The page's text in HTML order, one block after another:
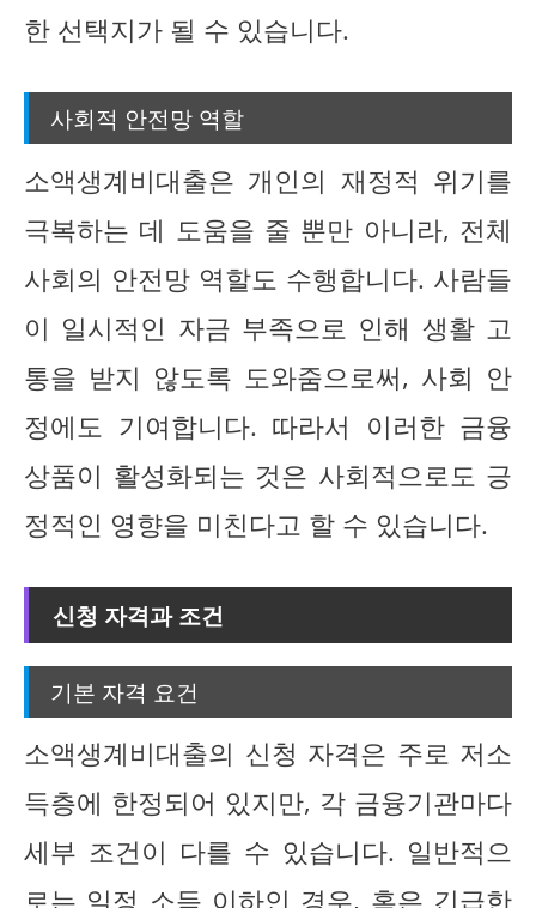
한 선택지가 될 수 있습니다.
사회적 안전망 역할
소액생계비대출은 개인의 재정적 위기를
극복하는 데 도움을 줄 뿐만 아니라, 전체
사회의 안전망 역할도 수행합니다. 사람들
이 일시적인 자금 부족으로 인해 생활 고
통을 받지 않도록 도와줌으로써, 사회 안
정에도 기여합니다. 따라서 이러한 금융
상품이 활성화되는 것은 사회적으로도 긍
정적인 영향을 미친다고 할 수 있습니다.
신청 자격과 조건
기본 자격 요건
소액생계비대출의 신청 자격은 주로 저소
득층에 한정되어 있지만, 각 금융기관마다
세부 조건이 다를 수 있습니다. 일반적으
로는 일정 소득 이하인 경우, 혹은 긴급한